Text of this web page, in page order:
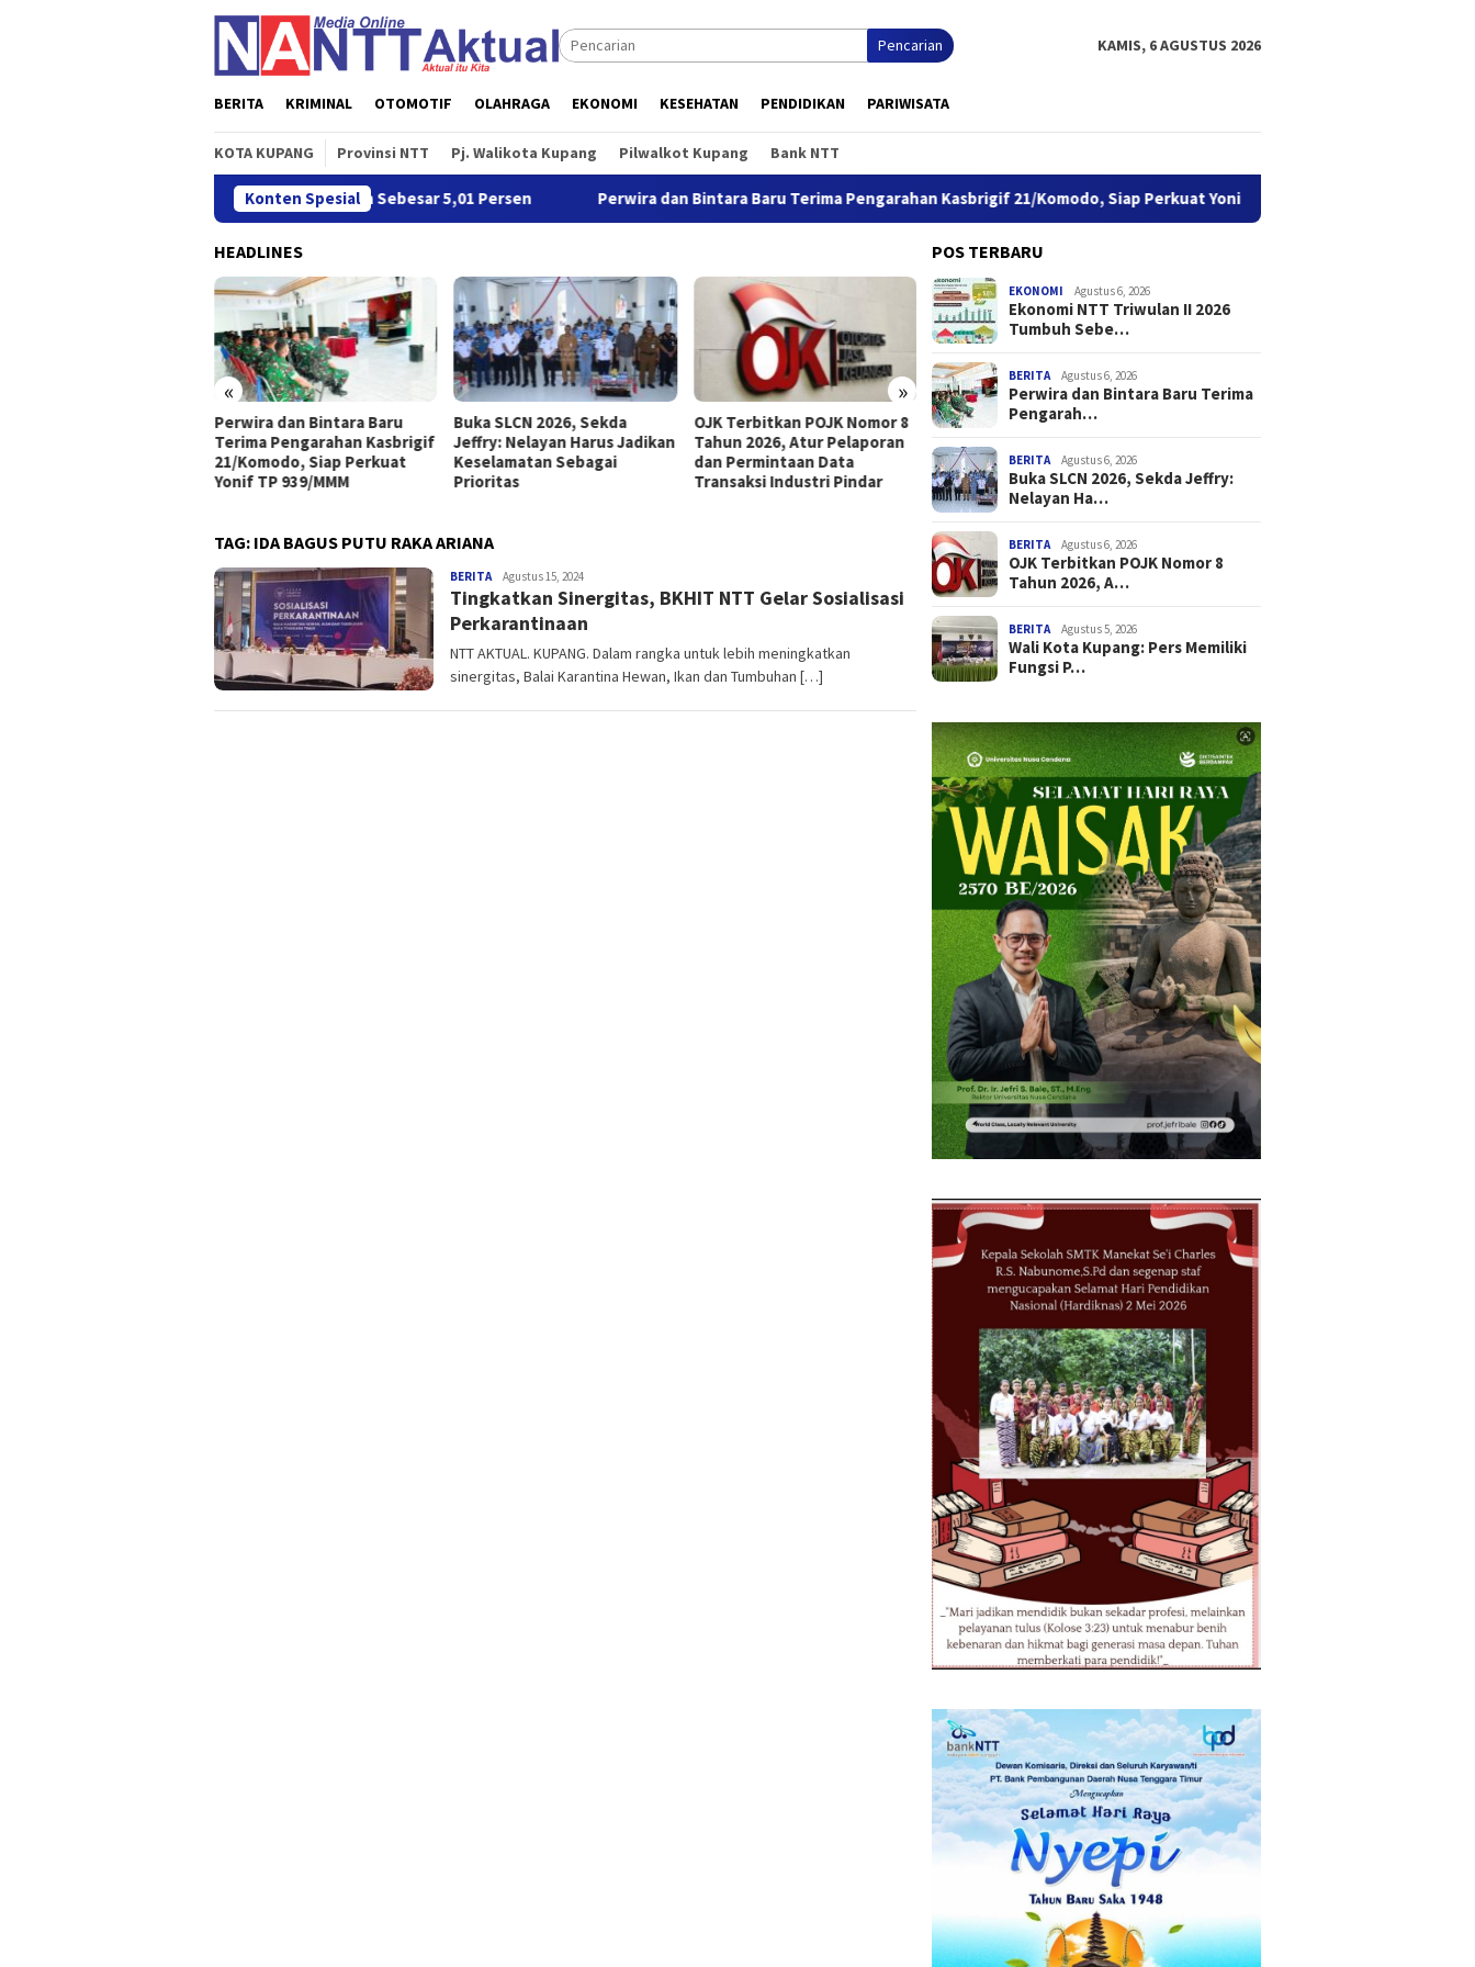
Pencarian KAMIS, 6 AGUSTUS 2026
BERITA KRIMINAL OTOMOTIF OLAHRAGA EKONOMI KESEHATAN PENDIDIKAN PARIWISATA
KOTA KUPANG Provinsi NTT Pj. Walikota Kupang Pilwalkot Kupang Bank NTT
Konten Spesial
Ekonomi NTT Triwulan II 2026 Tumbuh Sebesar 5,01 Persen Perwira dan Bintara Baru Terima Pengarahan Kasbrigif 21/Komodo, Siap Perkuat Yonif TP 939/MMM
HEADLINES
« »
Buka SLCN 2026, Sekda
Jeffry: Nelayan Harus Jadikan
Keselamatan Sebagai
Prioritas
OJK Terbitkan POJK Nomor 8
Tahun 2026, Atur Pelaporan
dan Permintaan Data
Transaksi Industri Pindar
Wali Kota Kupang: Pers
Memiliki Fungsi Penting
dalam Penyebar Luasan
Informasi
Ekonomi NTT Triwulan II 2026
Tumbuh Sebesar 5,01 Persen
Yonif TP 939/MMM
TAG: IDA BAGUS PUTU RAKA ARIANA
BERITANTT
AKTUAL
Agustus 15, 2024
Tingkatkan Sinergitas, BKHIT NTT Gelar Sosialisasi
Perkarantinaan
NTT AKTUAL. KUPANG. Dalam rangka untuk lebih meningkatkan
sinergitas, Balai Karantina Hewan, Ikan dan Tumbuhan […]
POS TERBARU
EKONOMI Agustus 6, 2026
Ekonomi NTT Triwulan II 2026
Tumbuh Sebe…
BERITA Agustus 6, 2026
Perwira dan Bintara Baru Terima
Pengarah…
BERITA Agustus 6, 2026
Buka SLCN 2026, Sekda Jeffry:
Nelayan Ha…
BERITA Agustus 6, 2026
OJK Terbitkan POJK Nomor 8
Tahun 2026, A…
BERITA Agustus 5, 2026
Wali Kota Kupang: Pers Memiliki
Fungsi P…